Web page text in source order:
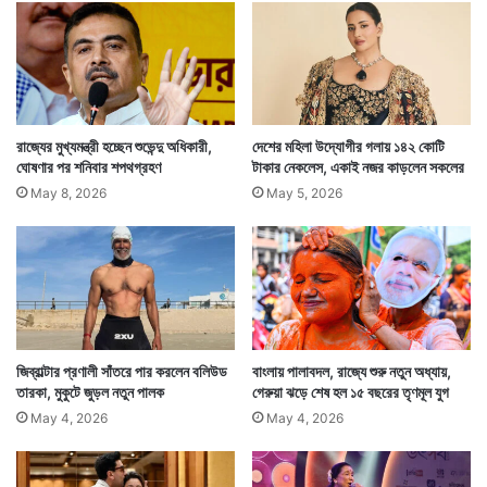
বিজেপিকে চরম অস্বস্তিতে ফেলে শ্রাবন্তী লিখেছেন, বাংলাকে
সামনের দিকে এগিয়ে নিয়ে যাওয়ার ক্ষেত্রে বিজেপির উদ্যোগের
অভাব রয়েছে। সেই কারণেই তিনি দল ছাড়ছেন।
ত
রো
ল
জি
স্টে
র
রাজ্যের মুখ্যমন্ত্রী হচ্ছেন শুভেন্দু অধিকারী,
ঘোষণার পর শনিবার শপথগ্রহণ
May 8, 2026
দেশের মহিলা উদ্যোগীর গলায় ১৪২ কোটি
টাকার নেকলেস, একাই নজর কাড়লেন সকলের
May 5, 2026
জিব্রাল্টার প্রণালী সাঁতরে পার করলেন বলিউড
তারকা, মুকুটে জুড়ল নতুন পালক
May 4, 2026
বাংলায় পালাবদল, রাজ্যে শুরু নতুন অধ্যায়,
গেরুয়া ঝড়ে শেষ হল ১৫ বছরের তৃণমূল যুগ
May 4, 2026